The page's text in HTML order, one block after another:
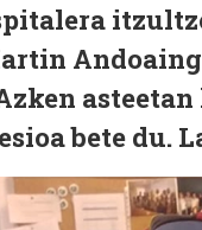
bete du.